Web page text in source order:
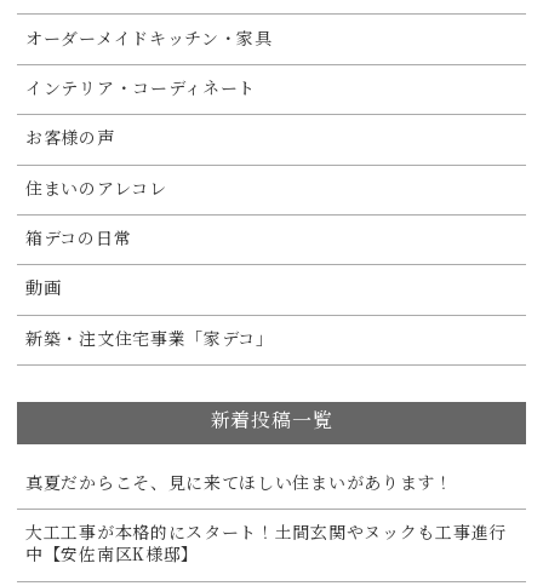
オーダーメイドキッチン・家具
インテリア・コーディネート
お客様の声
住まいのアレコレ
箱デコの日常
動画
新築・注文住宅事業「家デコ」
新着投稿一覧
真夏だからこそ、見に来てほしい住まいがあります！
大工工事が本格的にスタート！土間玄関やヌックも工事進行
中【安佐南区K様邸】